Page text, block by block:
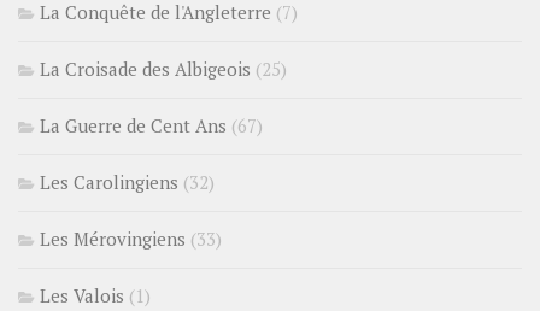
La Conquête de l'Angleterre (7)
La Croisade des Albigeois (25)
La Guerre de Cent Ans (67)
Les Carolingiens (32)
Les Mérovingiens (33)
Les Valois (1)